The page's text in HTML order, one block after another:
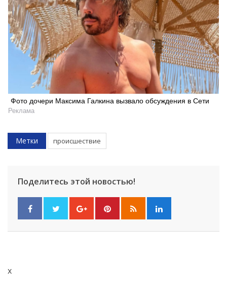
Фото дочери Максима Галкина вызвало обсуждения в Сети
Реклама
Метки происшествие
Поделитесь этой новостью!
x